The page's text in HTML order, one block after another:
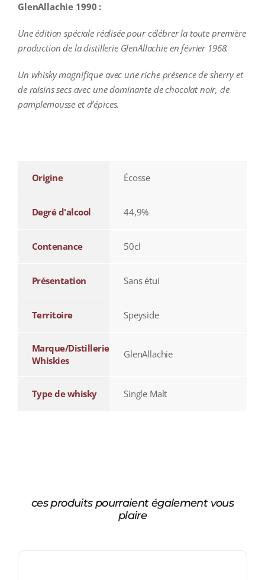
GlenAllachie 1990 :
Une édition spéciale réalisée pour célébrer la toute première
production de la distillerie GlenAllachie en février 1968.
Un whisky magnifique avec une riche présence de sherry et
de raisins secs avec une dominante de chocolat noir, de
pamplemousse et d’épices.
Origine Écosse
Degré d'alcool 44,9%
Contenance 50cl
Présentation Sans étui
Territoire Speyside
Marque/Distillerie
Whiskies
GlenAllachie
Type de whisky Single Malt
ces produits pourraient également vous
plaire